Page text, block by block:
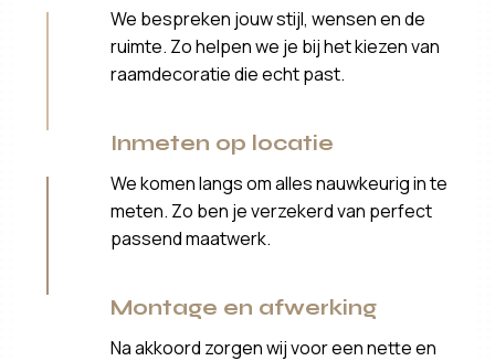
We bespreken jouw stijl, wensen en de
ruimte. Zo helpen we je bij het kiezen van
raamdecoratie die echt past.
Inmeten op locatie
We komen langs om alles nauwkeurig in te
meten. Zo ben je verzekerd van perfect
passend maatwerk.
Montage en afwerking
Na akkoord zorgen wij voor een nette en